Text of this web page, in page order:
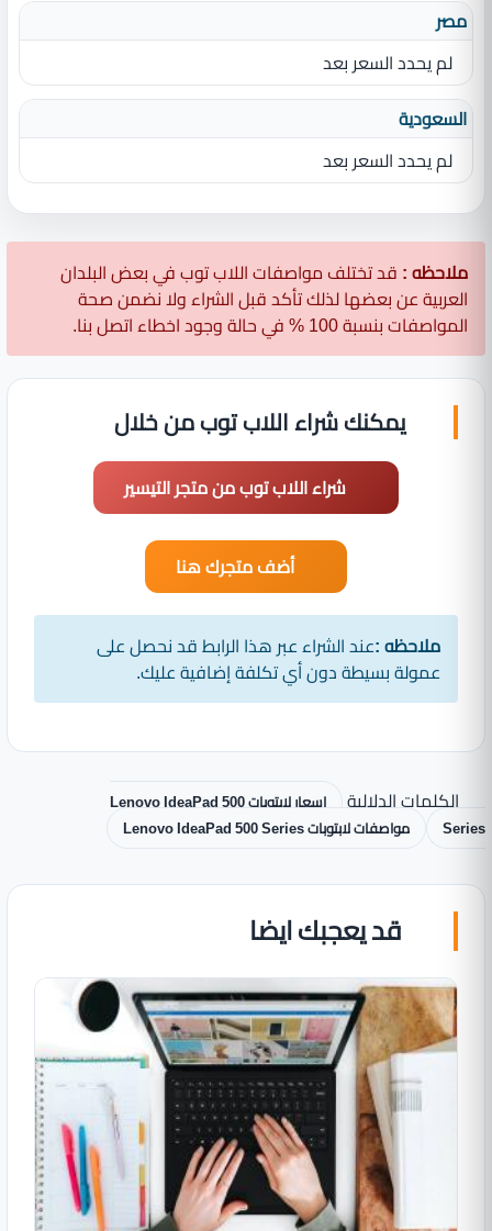
مصر
لم يحدد السعر بعد
السعودية
لم يحدد السعر بعد
ملاحظه : قد تختلف مواصفات اللاب توب في بعض البلدان
العربية عن بعضها لذلك تأكد قبل الشراء ولا نضمن صحة
المواصفات بنسبة 100 % في حالة وجود اخطاء اتصل بنا.
يمكنك شراء اللاب توب من خلال
شراء اللاب توب من متجر التيسير
أضف متجرك هنا
ملاحظه :عند الشراء عبر هذا الرابط قد نحصل على
عمولة بسيطة دون أي تكلفة إضافية عليك.
الكلمات الدلالية
اسعار لابتوبات Lenovo IdeaPad 500
Series
مواصفات لابتوبات Lenovo IdeaPad 500 Series
قد يعجبك ايضا